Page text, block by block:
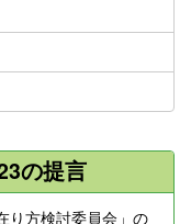
の提言
り方検討委員会」の